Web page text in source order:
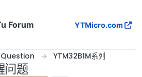
Forum
YTMicro.com
YTM32B1M系列
问题